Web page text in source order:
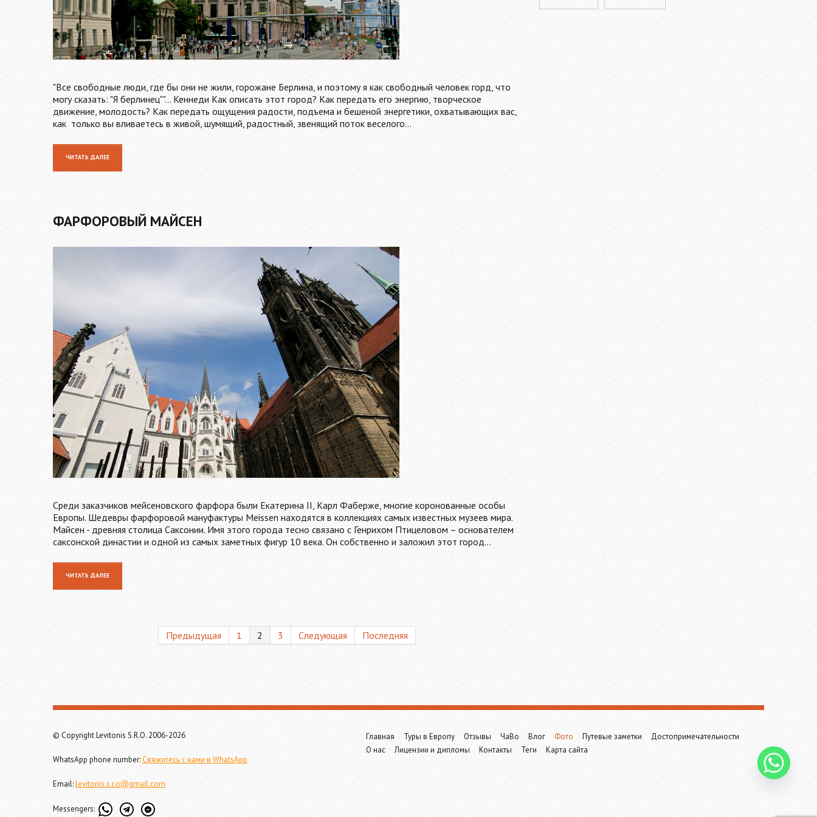
"Все свободные люди, где бы они не жили, горожане Берлина, и поэтому я как свободный человек горд, что
могу сказать: "Я берлинец""... Кеннеди Как описать этот город? Как передать его энергию, творческое
движение, молодость? Как передать ощущения радости, подъема и бешеной энергетики, охватывающих вас,
как только вы вливаетесь в живой, шумящий, радостный, звенящий поток веселого…
ЧИТАТЬ ДАЛЕЕ
ФАРФОРОВЫЙ МАЙСЕН
Среди заказчиков мейсеновского фарфора были Екатерина II, Карл Фаберже, многие коронованные особы
Европы. Шедевры фарфоровой мануфактуры Meissen находятся в коллекциях самых известных музеев мира.
Майсен - древняя столица Саксонии. Имя этого города тесно связано с Генрихом Птицеловом – основателем
саксонской династии и одной из самых заметных фигур 10 века. Он собственно и заложил этот город…
ЧИТАТЬ ДАЛЕЕ
Предыдущая 1 2 3 Следующая Последняя
© Copyright Levitonis S.R.O. 2006-2026
WhatsApp phone number:Свяжитесь с нами в WhatsApp
Email:levitonis.s.r.o@gmail.com
Messengers:
Главная Туры в Европу Отзывы ЧаВо Влог Фото Путевые заметки
Достопримечательности
О нас
Лицензии и дипломы Контакты Теги Карта сайта